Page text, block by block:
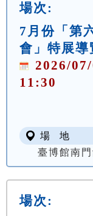
場次:
7月份「第
會」特展導
2026/
11:30
場 地
臺博館南
場次: